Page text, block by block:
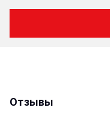
Отзывы